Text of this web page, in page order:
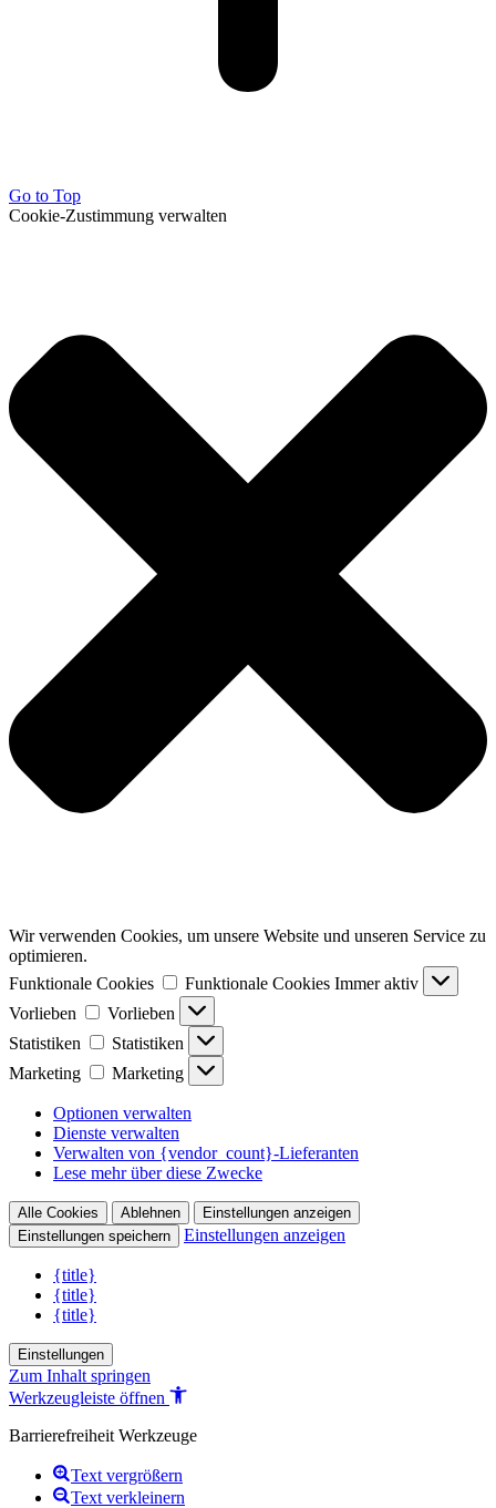
Go to Top
Cookie-Zustimmung verwalten
Wir verwenden Cookies, um unsere Website und unseren Service zu
optimieren.
Funktionale Cookies
Funktionale Cookies Immer aktiv
Vorlieben
Vorlieben
Statistiken
Statistiken
Marketing
Marketing
Optionen verwalten
Dienste verwalten
Verwalten von {vendor_count}-Lieferanten
Lese mehr über diese Zwecke
Alle Cookies Ablehnen
Einstellungen anzeigen
Einstellungen speichern
Einstellungen anzeigen
{title}
{title}
{title}
Einstellungen
Zum Inhalt springen
Werkzeugleiste öffnen
Barrierefreiheit Werkzeuge
Text vergrößern
Text verkleinern